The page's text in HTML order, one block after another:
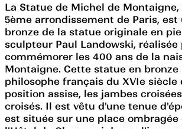
La Statue de Michel de
5ème arrondissement de Paris,
bronze de la statue originale en
sculpteur Paul Landowski, réalisée
commémorer les 400 ans de la
Montaigne. Cette statue en
philosophe français du XVIe siècle
position assise, les jambes
croisés. Il est vêtu d'une tenue
est située sur une place ombragée